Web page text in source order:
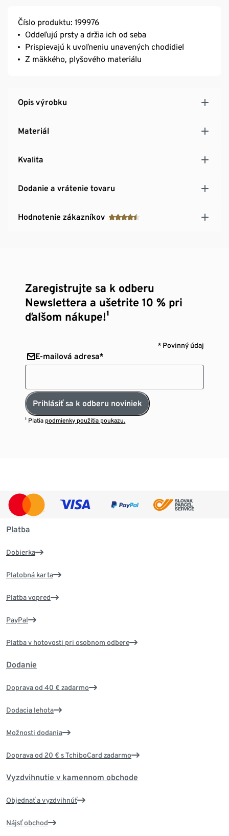
Číslo produktu: 199976
Oddeľujú prsty a držia ich od seba
Prispievajú k uvoľneniu unavených chodidiel
Z mäkkého, plyšového materiálu
Opis výrobku
Materiál
Kvalita
Dodanie a vrátenie tovaru
Hodnotenie zákazníkov
Zaregistrujte sa k odberu
Newslettera a ušetrite 10 % pri
ďalšom nákupe!¹
* Povinný údaj
E-mailová adresa*
Prihlásiť sa k odberu noviniek
¹ Platia podmienky použitia poukazu.
Platba
Dobierka
Platobná karta
Platba vopred
PayPal
Platba v hotovosti pri osobnom odbere
Dodanie
Doprava od 40 € zadarmo
Dodacia lehota
Možnosti dodania
Doprava od 20 € s TchiboCard zadarmo
Vyzdvihnutie v kamennom obchode
Objednať a vyzdvihnúť
Nájsť obchod